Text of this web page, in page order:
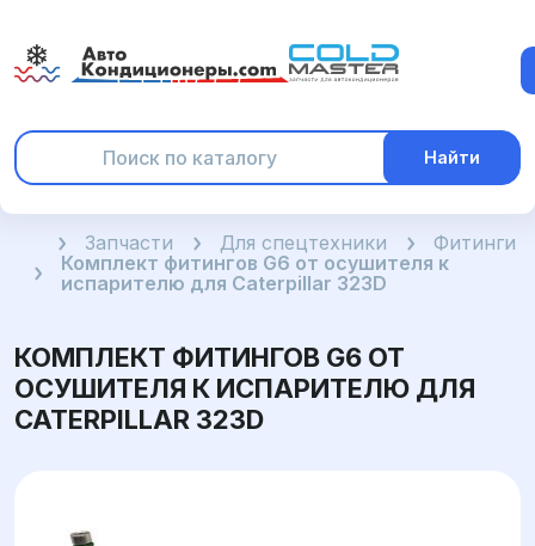
Найти
ГлавнаяЗапчасти Для спецтехники
Фитинги
Комплект фитингов G6 от осушителя к
испарителю для Caterpillar 323D
КОМПЛЕКТ ФИТИНГОВ G6 ОТ
ОСУШИТЕЛЯ К ИСПАРИТЕЛЮ ДЛЯ
CATERPILLAR 323D